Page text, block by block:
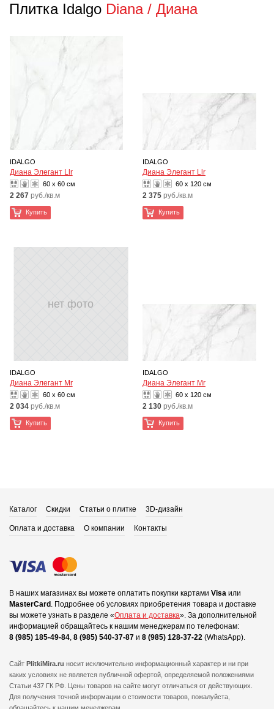
Плитка Idalgo Diana / Диана
IDALGO
Диана Элегант Llr
60 x 60 см
2 267 руб./кв.м
Купить
IDALGO
Диана Элегант Llr
60 x 120 см
2 375 руб./кв.м
Купить
нет фото
IDALGO
Диана Элегант Mr
60 x 60 см
2 034 руб./кв.м
Купить
IDALGO
Диана Элегант Mr
60 x 120 см
2 130 руб./кв.м
Купить
Каталог Скидки Статьи о плитке 3D-дизайн
Оплата и доставка О компании Контакты
В наших магазинах вы можете оплатить покупки картами Visa или
MasterCard . Подробнее об условиях приобретения товара и доставке
вы можете узнать в разделе «Оплата и доставка». За дополнительной
информацией обращайтесь к нашим менеджерам по телефонам:
8 (985) 185-49-84, 8 (985) 540-37-87 и 8 (985) 128-37-22 (WhatsApp).
Сайт PlitkiMira.ru носит исключительно информационный характер и ни при
каких условиях не является публичной офертой, определяемой положениями
Статьи 437 ГК РФ. Цены товаров на сайте могут отличаться от действующих.
Для получения точной информации о стоимости товаров, пожалуйста,